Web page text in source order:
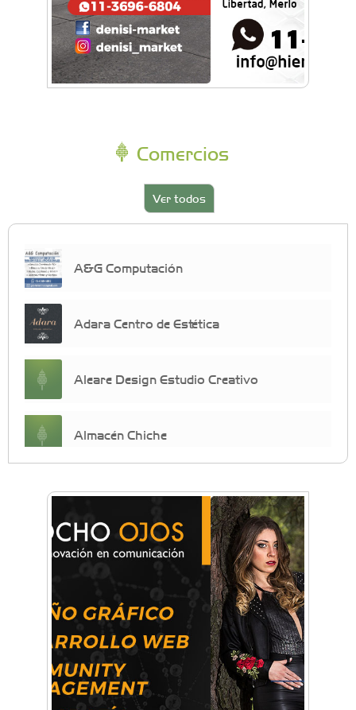
Comercios
Ver todos
A&G Computación
Adara Centro de Estética
Aleare Design Estudio Creativo
Almacén Chiche
crecimiento personal
Arq. Horacio Alejandro Sánchez
Artística ApasionArte
Artística Catalina